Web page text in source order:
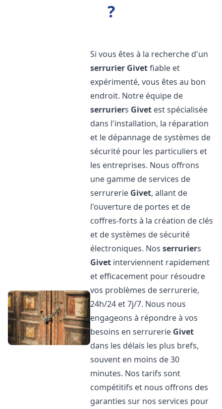
?
Si vous êtes à la recherche d'un
serrurier Givetfiable et
expérimenté, vous êtes au bon
endroit. Notre équipe de
serruriers Givet est spécialisée
dans l'installation, la réparation
et le dépannage de systèmes de
sécurité pour les particuliers et
les entreprises. Nous offrons
une gamme de services de
serrurerie Givet, allant de
l'ouverture de portes et de
coffres-forts à la création de clés
et de systèmes de sécurité
électroniques. Nosserruriers
Givet interviennent rapidement
et efficacement pour résoudre
vos problèmes de serrurerie,
24h/24 et 7j/7. Nous nous
engageons à répondre à vos
besoins en serrurerie Givet
dans les délais les plus brefs,
souvent en moins de 30
minutes. Nos tarifs sont
compétitifs et nous offrons des
garanties sur nos services pour